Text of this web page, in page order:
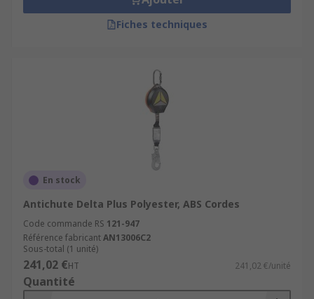
Fiches techniques
En stock
Antichute Delta Plus Polyester, ABS Cordes
Code commande RS 121-947
Référence fabricantAN13006C2
Sous-total (1 unité)
241,02 €HT 241,02 €/unité
Quantité